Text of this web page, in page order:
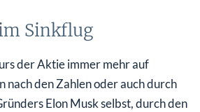
Sinkflug
der Aktie immer mehr auf
nach den Zahlen oder auch durch
Elon Musk selbst, durch den